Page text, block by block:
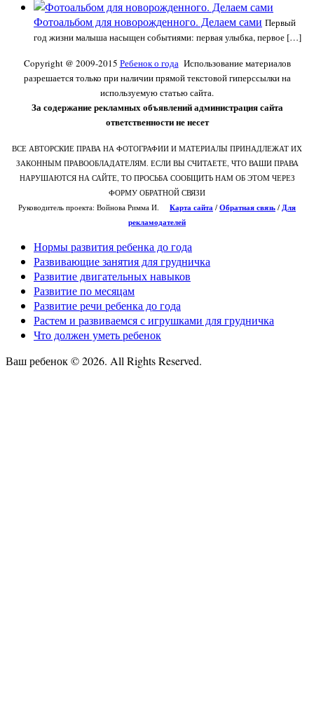
Фотоальбом для новорожденного. Делаем сами Первый
год жизни малыша насыщен событиями: первая улыбка, первое […]
Copyright @ 2009-2015 Ребенок о годаИспользование материалов
разрешается только при наличии прямой текстовой гиперссылки на
используемую статью сайта.
За содержание рекламных объявлений администрация сайта
ответственности не несет
ВСЕ АВТОРСКИЕ ПРАВА НА ФОТОГРАФИИ И МАТЕРИАЛЫ ПРИНАДЛЕЖАТ ИХ
ЗАКОННЫМ ПРАВООБЛАДАТЕЛЯМ. ЕСЛИ ВЫ СЧИТАЕТЕ, ЧТО ВАШИ ПРАВА
НАРУШАЮТСЯ НА САЙТЕ, ТО ПРОСЬБА СООБЩИТЬ НАМ ОБ ЭТОМ ЧЕРЕЗ
ФОРМУ ОБРАТНОЙ СВЯЗИ
Руководитель проекта: Войнова Римма И. Карта сайта / Обратная связь / Для
рекламодателей
Нормы развития ребенка до года
Развивающие занятия для грудничка
Развитие двигательных навыков
Развитие по месяцам
Развитие речи ребенка до года
Растем и развиваемся с игрушками для грудничка
Что должен уметь ребенок
Ваш ребенок © 2026. All Rights Reserved.